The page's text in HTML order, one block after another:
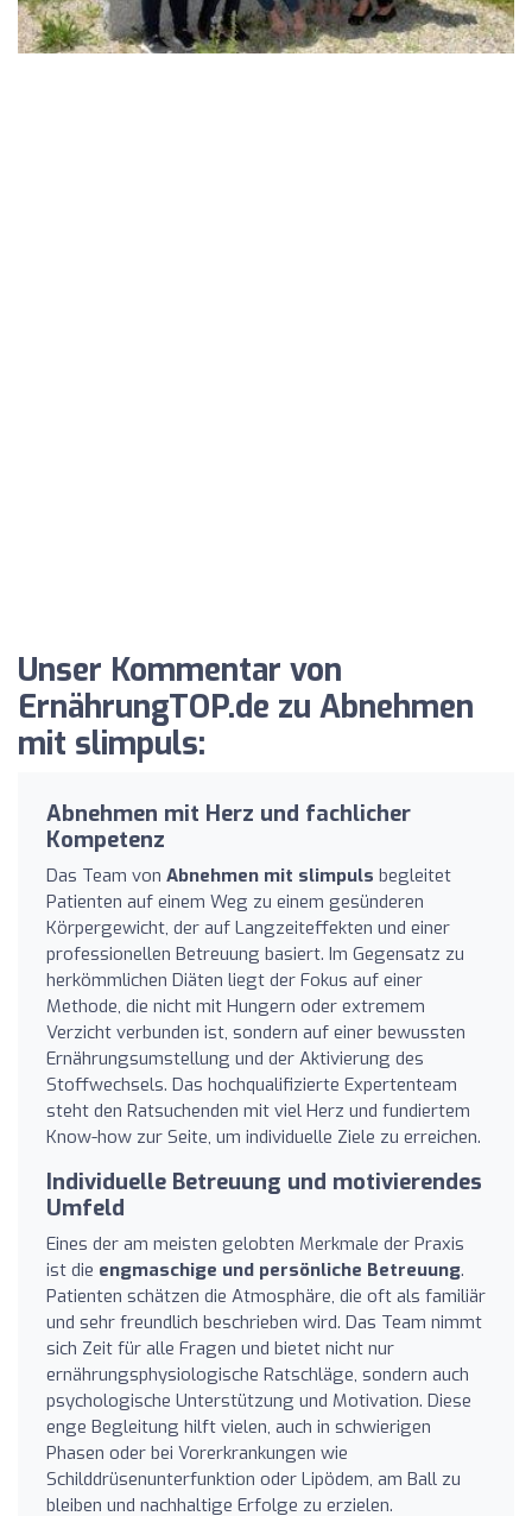
Unser Kommentar von
ErnährungTOP.de zu Abnehmen
mit slimpuls:
Abnehmen mit Herz und fachlicher
Kompetenz
Das Team von Abnehmen mit slimpuls begleitet
Patienten auf einem Weg zu einem gesünderen
Körpergewicht, der auf Langzeiteffekten und einer
professionellen Betreuung basiert. Im Gegensatz zu
herkömmlichen Diäten liegt der Fokus auf einer
Methode, die nicht mit Hungern oder extremem
Verzicht verbunden ist, sondern auf einer bewussten
Ernährungsumstellung und der Aktivierung des
Stoffwechsels. Das hochqualifizierte Expertenteam
steht den Ratsuchenden mit viel Herz und fundiertem
Know-how zur Seite, um individuelle Ziele zu erreichen.
Individuelle Betreuung und motivierendes
Umfeld
Eines der am meisten gelobten Merkmale der Praxis
ist die engmaschige und persönliche Betreuung.
Patienten schätzen die Atmosphäre, die oft als familiär
und sehr freundlich beschrieben wird. Das Team nimmt
sich Zeit für alle Fragen und bietet nicht nur
ernährungsphysiologische Ratschläge, sondern auch
psychologische Unterstützung und Motivation. Diese
enge Begleitung hilft vielen, auch in schwierigen
Phasen oder bei Vorerkrankungen wie
Schilddrüsenunterfunktion oder Lipödem, am Ball zu
bleiben und nachhaltige Erfolge zu erzielen.